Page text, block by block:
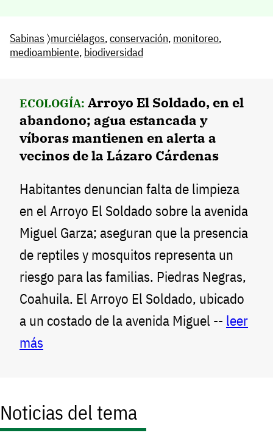
Sabinas 〉murciélagos,conservación, monitoreo,
medioambiente, biodiversidad
ECOLOGÍA: Arroyo El Soldado, en el
abandono; agua estancada y
víboras mantienen en alerta a
vecinos de la Lázaro Cárdenas
Habitantes denuncian falta de limpieza
en el Arroyo El Soldado sobre la avenida
Miguel Garza; aseguran que la presencia
de reptiles y mosquitos representa un
riesgo para las familias. Piedras Negras,
Coahuila. El Arroyo El Soldado, ubicado
a un costado de la avenida Miguel -- leer
más
Noticias del tema